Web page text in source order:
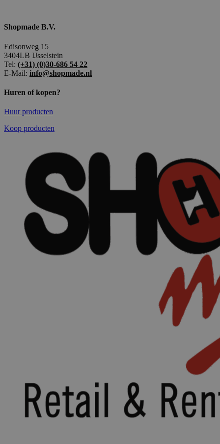
Shopmade B.V.
Edisonweg 15
3404LB IJsselstein
Tel: (+31) (0)30-686 54 22
E-Mail: info@shopmade.nl
Huren of kopen?
Huur producten
Koop producten